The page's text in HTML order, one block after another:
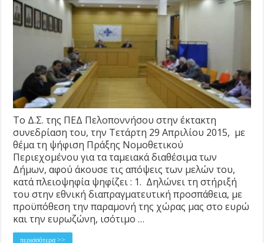
Το Δ.Σ. της ΠΕΔ Πελοποννήσου στην έκτακτη
συνεδρίαση του, την Τετάρτη 29 Απριλίου 2015, με
θέμα τη ψήφιση Πράξης Νομοθετικού
Περιεχομένου για τα ταμειακά διαθέσιμα των
Δήμων, αφού άκουσε τις απόψεις των μελών του,
κατά πλειοψηφία ψηφίζει : 1. Δηλώνει τη στήριξή
του στην εθνική διαπραγματευτική προσπάθεια, με
προϋπόθεση την παραμονή της χώρας μας στο ευρώ
και την ευρωζώνη, ισότιμο …
περισσότερα >>